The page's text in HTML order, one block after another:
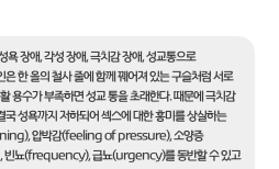
욕 장애, 각성 장애, 극치감 장애, 성교통으로
은 한 올의 철사 줄에 함께 꿰어져 있는 구슬처럼 서로
용수가 부족하면 성교 통을 초래한다. 때문에 극치감
국 성욕까지 저하되어 섹스에 대한 흥미를 상실하는
압박감(feeling of pressure), 소양증
빈뇨(frequency), 급뇨(urgency)를 동반할 수 있고